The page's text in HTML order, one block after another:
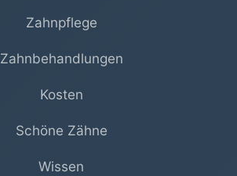
Zahnpflege
Zahnbehandlungen
Kosten
Schöne Zähne
Wissen